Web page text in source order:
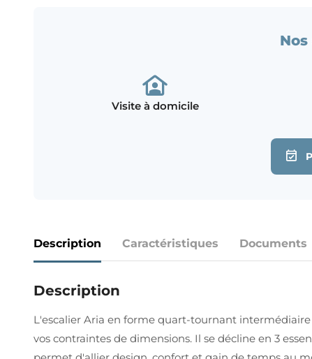
Visite à domicile
Description Caractéristiques Documents
Description
L'escalier Aria en forme quart-tournant
vos contraintes de dimensions. Il se décline en 3